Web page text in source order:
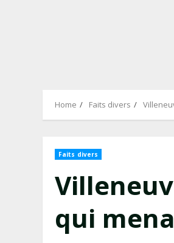
Home Faits divers
Faits divers
qui